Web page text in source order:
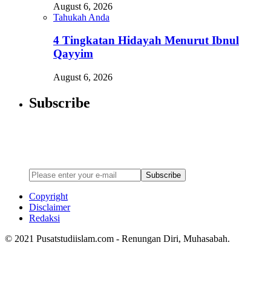
August 6, 2026
Tahukah Anda
4 Tingkatan Hidayah Menurut Ibnul
Qayyim
August 6, 2026
Subscribe
Subscribe
Copyright
Disclaimer
Redaksi
© 2021 Pusatstudiislam.com - Renungan Diri, Muhasabah.